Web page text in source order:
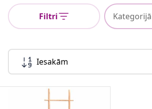
Filtri Kategorijā
Iesakām